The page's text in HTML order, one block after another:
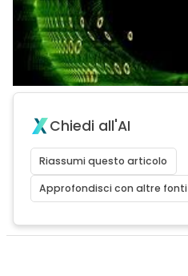
Chiedi all'AI
Riassumi questo articolo
Approfondisci con altre fonti